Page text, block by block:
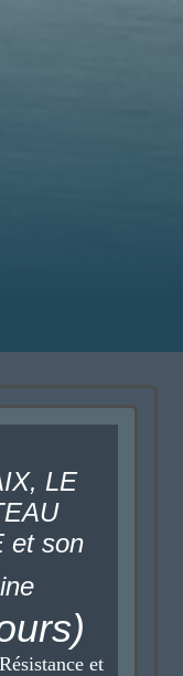
LE
et son
et